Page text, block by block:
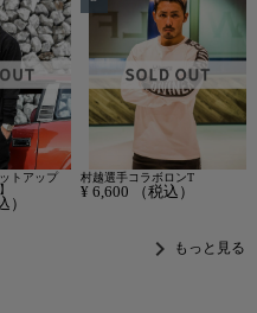
トアップ
）
村越選手コラボロンT
¥ 6,600 （税込）
chevron_right もっと見る